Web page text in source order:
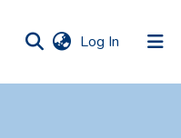
Log In (current)